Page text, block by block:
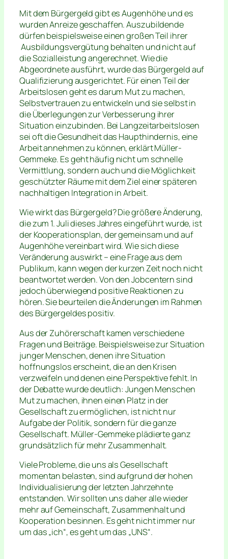
Mit dem Bürgergeld gibt es Augenhöhe und es
wurden Anreize geschaffen. Auszubildende
dürfen beispielsweise einen großen Teil ihrer
Ausbildungsvergütung behalten und nicht auf
die Sozialleistung angerechnet. Wie die
Abgeordnete ausführt, wurde das Bürgergeld auf
Qualifizierung ausgerichtet. Für einen Teil der
Arbeitslosen geht es darum Mut zu machen,
Selbstvertrauen zu entwickeln und sie selbst in
die Überlegungen zur Verbesserung ihrer
Situation einzubinden. Bei Langzeitarbeitslosen
sei oft die Gesundheit das Haupthindernis, eine
Arbeit annehmen zu können, erklärt Müller-
Gemmeke. Es geht häufig nicht um schnelle
Vermittlung, sondern auch und die Möglichkeit
geschützter Räume mit dem Ziel einer späteren
nachhaltigen Integration in Arbeit.
Wie wirkt das Bürgergeld? Die größere Änderung,
die zum 1. Juli dieses Jahres eingeführt wurde, ist
der Kooperationsplan, der gemeinsam und auf
Augenhöhe vereinbart wird. Wie sich diese
Veränderung auswirkt – eine Frage aus dem
Publikum, kann wegen der kurzen Zeit noch nicht
beantwortet werden. Von den Jobcentern sind
jedoch überwiegend positive Reaktionen zu
hören. Sie beurteilen die Änderungen im Rahmen
des Bürgergeldes positiv.
Aus der Zuhörerschaft kamen verschiedene
Fragen und Beiträge. Beispielsweise zur Situation
junger Menschen, denen ihre Situation
hoffnungslos erscheint, die an den Krisen
verzweifeln und denen eine Perspektive fehlt. In
der Debatte wurde deutlich: Jungen Menschen
Mut zu machen, ihnen einen Platz in der
Gesellschaft zu ermöglichen, ist nicht nur
Aufgabe der Politik, sondern für die ganze
Gesellschaft. Müller-Gemmeke plädierte ganz
grundsätzlich für mehr Zusammenhalt.
Viele Probleme, die uns als Gesellschaft
momentan belasten, sind aufgrund der hohen
Individualisierung der letzten Jahrzehnte
entstanden. Wir sollten uns daher alle wieder
mehr auf Gemeinschaft, Zusammenhalt und
Kooperation besinnen. Es geht nicht immer nur
um das „ich“, es geht um das „UNS“.